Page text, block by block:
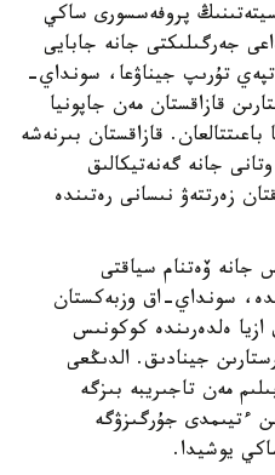
پروفەسسورى ساكي
جەرگىلىكتى جانە جابايى
تۇرىپ جيناۋعا، سونداي-
قازاقستان مەن جاپونيا
باعىتتالعان. قازاقستان بىرنەشە
جانە گەنەتيكالىق
زەرتتەۋ نىسانى رەتىندە
جانە ۆەتنام سياقتى
سونداي-اق وزبەكستان
ەلدەرىندە كوكونىس
جينادىق. الدىڭعى
مەن تاجىريبە بىزگە
ءتيىمدى جۇرگىزۋگە
يوشيدا.